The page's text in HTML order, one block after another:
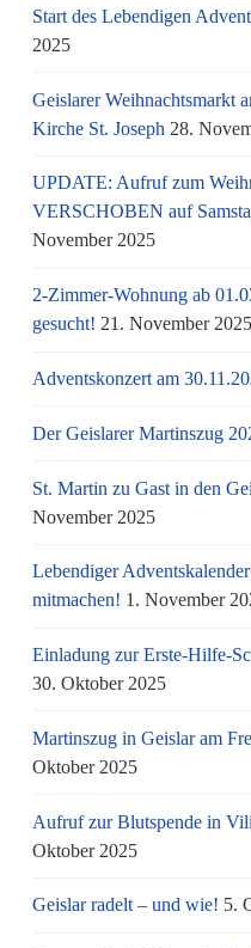
Start des Lebendigen
2025
Geislarer Weihnachtsmarkt
Kirche St. Joseph 28.
UPDATE: Aufruf zum
VERSCHOBEN auf
November 2025
2-Zimmer-Wohnung ab
gesucht! 21. November 2025
Adventskonzert am
Der Geislarer Martinszug
St. Martin zu Gast in den
November 2025
Lebendiger
mitmachen! 1. November
Einladung zur Erste-Hilfe-
30. Oktober 2025
Martinszug in Geislar am
Oktober 2025
Aufruf zur Blutspende in
Oktober 2025
Geislar radelt – und wie! 5.